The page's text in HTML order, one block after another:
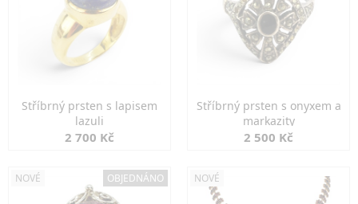
Stříbrný prsten s lapisem
lazuli
2 700 Kč
Stříbrný prsten s onyxem a
markazity
2 500 Kč
NOVÉ OBJEDNÁNO NOVÉ